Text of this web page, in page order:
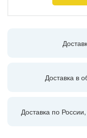
Доставка в
Доставка по